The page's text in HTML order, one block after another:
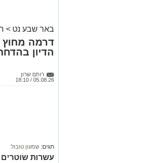
באר שבע נט >
דרמה מחוץ
הדיון
רותם שרון
05.08.26 / 18:10
תגים: שמעון טובול
עשרות שוטרים